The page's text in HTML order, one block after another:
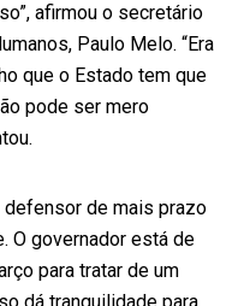
afirmou o secretário
Paulo Melo. “Era
que o Estado tem que
pode ser mero
de mais prazo
O governador está de
para tratar de um